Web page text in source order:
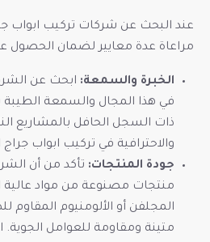
عند البحث عن شركات تركيب ابواب
مراعاة عدة معايير لضمان الحصول
الخبرة والسمعة: ابحث عن
في هذا المجال والسمعة الطيبة
ذات السجل الحافل بالمشاريع
والاحترافية في تركيب ابواب جراج
جودة المنتجات: تأكد من أن
منتجات مصنوعة من مواد عالية
المجلفن أو الألومنيوم المقاوم
متينة ومقاومة للعوامل الجوية.